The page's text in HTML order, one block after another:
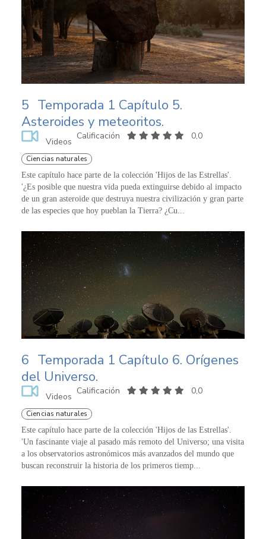
5 Temporada 1 Capítulo 5.
Asteroides y meteoritos.
Videos
Calificación 0,0
Ciencias naturales
Este capítulo hace parte de la colección 'Hijos de las Estrellas'.
'¿Es posible que nuestra vida pueda extinguirse debido al impacto
de un gran asteroide que destruya nuestra civilización y gran parte
de las especies que hoy pueblan la Tierra? ¿Cu...
6 Temporada 1 Capítulo 6. Orígenes
del Universo.
Videos
Calificación 0,0
Ciencias naturales
Este capítulo hace parte de la colección 'Hijos de las Estrellas'.
'Un fascinante viaje al pasado más remoto del Universo; una visita
a los observatorios astronómicos más avanzados del mundo que
buscan reconstruir la historia de los primeros tiemp...